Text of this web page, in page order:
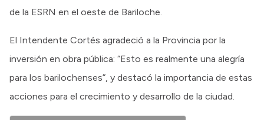
de la ESRN en el oeste de Bariloche.
El Intendente Cortés agradeció a la Provincia por la
inversión en obra pública: “Esto es realmente una alegría
para los barilochenses”, y destacó la importancia de estas
acciones para el crecimiento y desarrollo de la ciudad.